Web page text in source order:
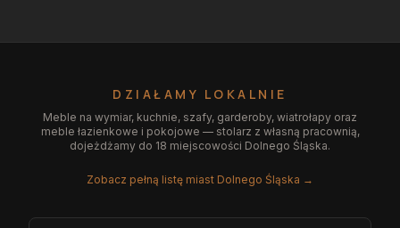
DZIAŁAMY LOKALNIE
Meble na wymiar, kuchnie, szafy, garderoby, wiatrołapy oraz
meble łazienkowe i pokojowe — stolarz z własną pracownią,
dojeżdżamy do 18 miejscowości Dolnego Śląska.
Zobacz pełną listę miast Dolnego Śląska →